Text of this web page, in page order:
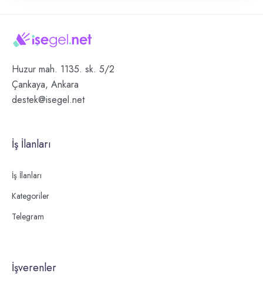
Huzur mah. 1135. sk. 5/2
Çankaya, Ankara
destek@isegel.net
İş İlanları
İş İlanları
Kategoriler
Telegram
İşverenler